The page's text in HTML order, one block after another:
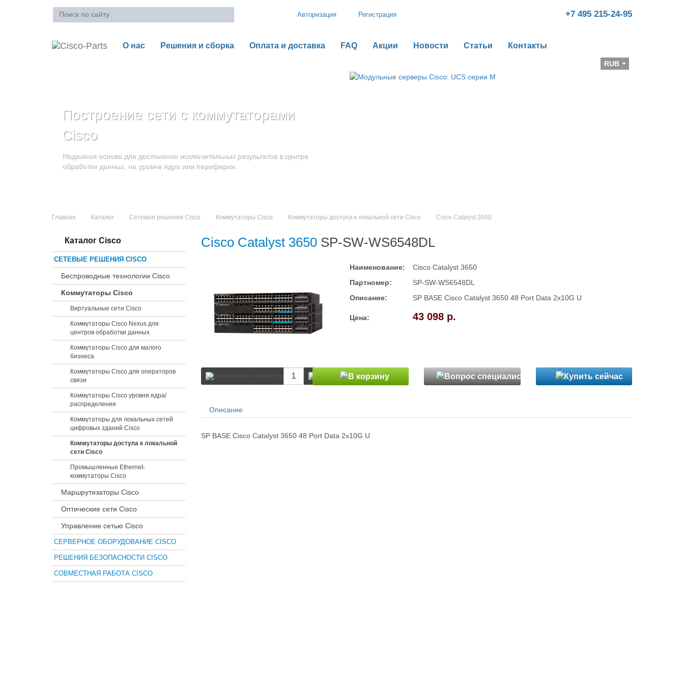
Авторизация Регистрация +7 495 215-24-95
О нас Решения и сборка Оплата и доставка FAQ Акции Новости Статьи Контакты
RUB
Построение сети с коммутаторами
Cisco
Надежная основа для достижения исключительных результатов в центре
обработки данных, на уровне ядра или периферии.
Стоечные серверы Cisco UCS серии C
и повышение адаптивности Вашего бизнеса
Блейд-серверы: UCS серии B
и дополнительные компоненты
Увеличьте производительность сервера с помощью гибкой,
масштабируемой архитектуры
Главная Каталог Сетевые решения Cisco Коммутаторы Cisco Коммутаторы доступа к локальной сети Cisco Cisco Catalyst 3650
Каталог Cisco
СЕТЕВЫЕ РЕШЕНИЯ CISCO
Беспроводные технологии Cisco
Коммутаторы Cisco
Виртуальные сети Cisco
Коммутаторы Cisco Nexus для
центров обработки данных
Коммутаторы Cisco для малого
бизнеса
Коммутаторы Cisco для операторов
связи
Коммутаторы Cisco уровня ядра/
распределения
Коммутаторы для локальных сетей
цифровых зданий Cisco
Коммутаторы доступа к локальной
сети Cisco
Промышленные Ethernet-
коммутаторы Cisco
Маршрутизаторы Cisco
Оптические сети Cisco
Управление сетью Cisco
СЕРВЕРНОЕ ОБОРУДОВАНИЕ CISCO
РЕШЕНИЯ БЕЗОПАСНОСТИ CISCO
СОВМЕСТНАЯ РАБОТА CISCO
Cisco Catalyst 3650 SP-SW-WS6548DL
Наименование:
Cisco Catalyst 3650
Партномер:
SP-SW-WS6548DL
Описание:
SP BASE Cisco Catalyst 3650 48 Port Data 2x10G U
Цена: 43 098 р.
Описание
SP BASE Cisco Catalyst 3650 48 Port Data 2x10G U